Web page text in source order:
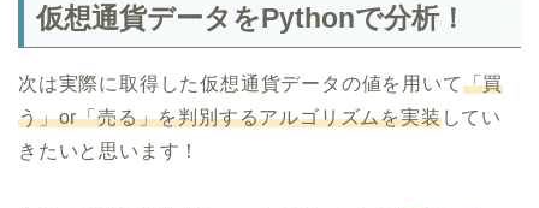
仮想通貨データをPythonで分析！
次は実際に取得した仮想通貨データの値を用いて「買
う」or「売る」を判別するアルゴリズムを実装してい
きたいと思います！